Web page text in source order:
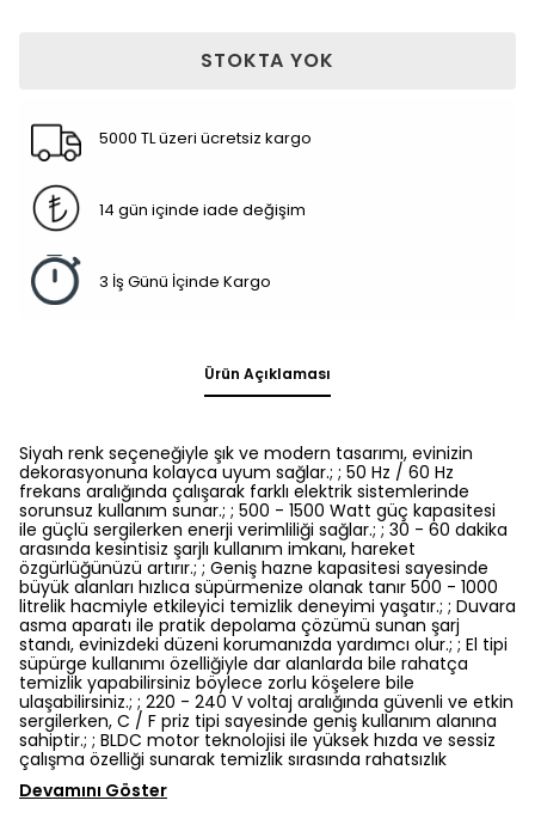
STOKTA YOK
5000 TL üzeri ücretsiz kargo
14 gün içinde iade değişim
3 İş Günü İçinde Kargo
Ürün Açıklaması
Siyah renk seçeneğiyle şık ve modern tasarımı, evinizin
dekorasyonuna kolayca uyum sağlar.; ; 50 Hz / 60 Hz
frekans aralığında çalışarak farklı elektrik sistemlerinde
sorunsuz kullanım sunar.; ; 500 - 1500 Watt güç kapasitesi
ile güçlü sergilerken enerji verimliliği sağlar.; ; 30 - 60 dakika
arasında kesintisiz şarjlı kullanım imkanı, hareket
özgürlüğünüzü artırır.; ; Geniş hazne kapasitesi sayesinde
büyük alanları hızlıca süpürmenize olanak tanır 500 - 1000
litrelik hacmiyle etkileyici temizlik deneyimi yaşatır.; ; Duvara
asma aparatı ile pratik depolama çözümü sunan şarj
standı, evinizdeki düzeni korumanızda yardımcı olur.; ; El tipi
süpürge kullanımı özelliğiyle dar alanlarda bile rahatça
temizlik yapabilirsiniz böylece zorlu köşelere bile
ulaşabilirsiniz.; ; 220 - 240 V voltaj aralığında güvenli ve etkin
sergilerken, C / F priz tipi sayesinde geniş kullanım alanına
sahiptir.; ; BLDC motor teknolojisi ile yüksek hızda ve sessiz
çalışma özelliği sunarak temizlik sırasında rahatsızlık
Devamını Göster